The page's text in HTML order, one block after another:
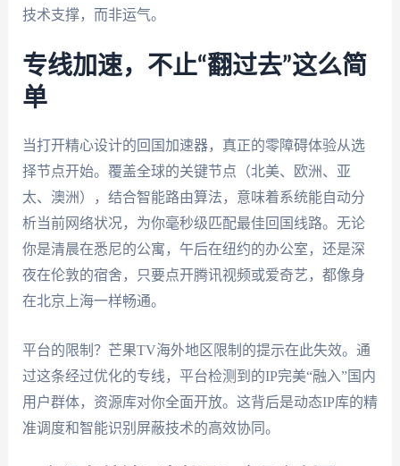
技术支撑，而非运气。
专线加速，不止“翻过去”这么简
单
当打开精心设计的回国加速器，真正的零障碍体验从选
择节点开始。覆盖全球的关键节点（北美、欧洲、亚
太、澳洲），结合智能路由算法，意味着系统能自动分
析当前网络状况，为你毫秒级匹配最佳回国线路。无论
你是清晨在悉尼的公寓，午后在纽约的办公室，还是深
夜在伦敦的宿舍，只要点开腾讯视频或爱奇艺，都像身
在北京上海一样畅通。
平台的限制？芒果TV海外地区限制的提示在此失效。通
过这条经过优化的专线，平台检测到的IP完美“融入”国内
用户群体，资源库对你全面开放。这背后是动态IP库的精
准调度和智能识别屏蔽技术的高效协同。